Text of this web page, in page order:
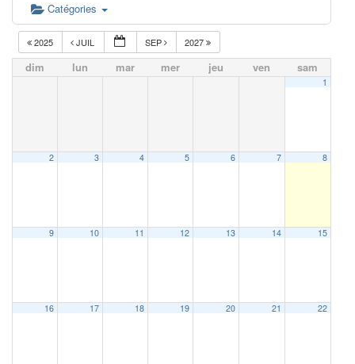
Catégories
2025 JUIL SEP 2027
dim lun mar mer jeu ven sam
1
2 3 4 5 6 7 8
9 10 11 12 13 14 15
16 17 18 19 20 21 22